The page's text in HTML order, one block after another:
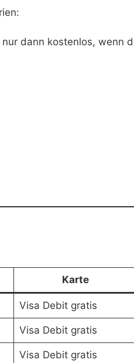
dann kostenlos, wenn
Karte
Visa Debit gratis
Visa Debit gratis
Visa Debit gratis